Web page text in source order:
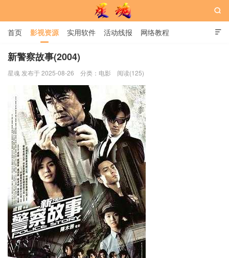
星魂网

首页 影视资源 实用软件 活动线报 网络教程
用户中心 书籍 娱乐

新警察故事(2004)
星魂 发布于 2025-08-26 分类： 电影 阅读(125)